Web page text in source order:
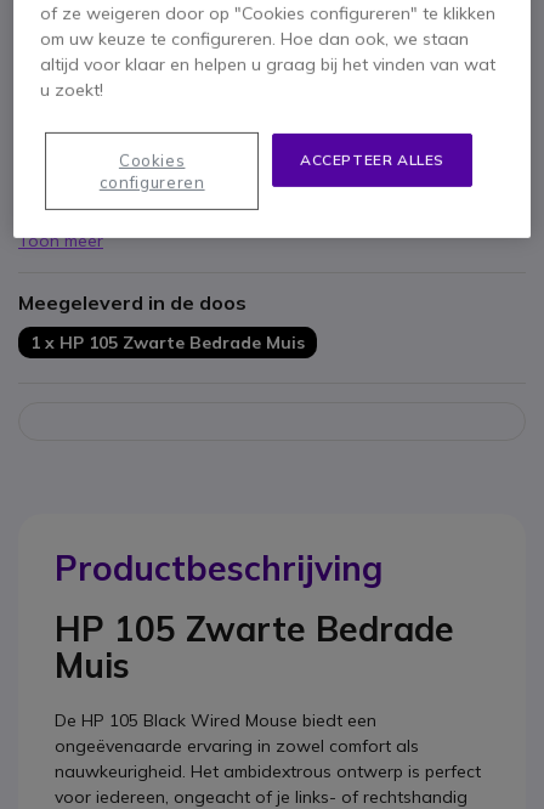
Belangrijkste kenmerken
Nauwkeurige optische sensor
met 1600 DPI voor soepele
navigatie.
Ergonomische grip
Compact en lichtgewicht
kantoor.
Toon meer
Meegeleverd in de doos
1 x HP 105 Zwarte Bedrade Muis
Productbeschrijving
HP 105 Zwarte Bedrade
Muis
De HP 105 Black Wired Mouse biedt een
ongeëvenaarde ervaring in zowel comfort als
nauwkeurigheid. Het ambidextrous ontwerp is perfect
voor iedereen, ongeacht of je links- of rechtshandig
of ze weigeren door op "Cookies configureren" te klikken
om uw keuze te configureren. Hoe dan ook, we staan
altijd voor klaar en helpen u graag bij het vinden van wat
u zoekt!
ACCEPTEER ALLES
Cookies
configureren